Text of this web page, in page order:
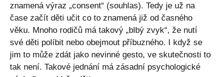
znamená výraz „consent“ (souhlas). Tedy je už na
čase začít děti učit co to znamená již od časného
věku. Mnoho rodičů má takový „blbý zvyk“, že nutí
své děti políbit nebo obejmout příbuzného. I když se
jim to může zdát jako nevinné gesto, ve skutečnosti to
tak není. Takové jednání má zásadní psychologické